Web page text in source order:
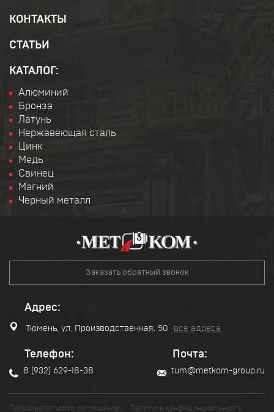
КОНТАКТЫ
СТАТЬИ
КАТАЛОГ:
Алюминий
Бронза
Латунь
Нержавеющая сталь
Цинк
Медь
Свинец
Магний
Черный металл
Заказать обратный звонок
Адрес:
Тюмень, ул. Производственная, 50 все адреса
Телефон:
8 (932) 629-18-38
Почта:
tum@metkom-group.ru
Пользовательское соглашение Политика конфиденциальности